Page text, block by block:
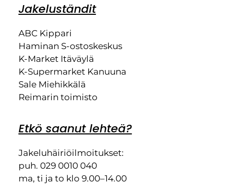
Jakeluständit
ABC Kippari
Haminan S-ostoskeskus
K-Market Itäväylä
K-Supermarket Kanuuna
Sale Miehikkälä
Reimarin toimisto
Etkö saanut lehteä?
Jakeluhäiriöilmoitukset:
puh. 029 0010 040
ma, ti ja to klo 9.00–14.00